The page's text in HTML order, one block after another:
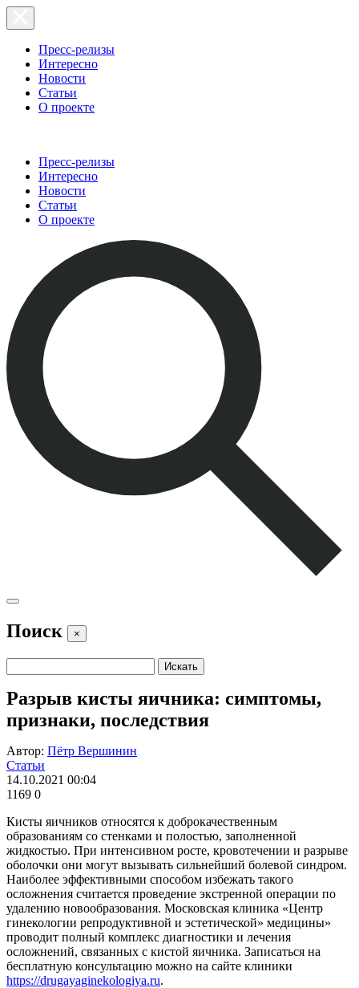
Пресс-релизы
Интересно
Новости
Статьи
О проекте
Пресс-релизы
Интересно
Новости
Статьи
О проекте
Поиск ×
Разрыв кисты яичника: симптомы,
признаки, последствия
Автор: Пётр Вершинин
Статьи
14.10.2021 00:04
1169 0
Кисты яичников относятся к доброкачественным
образованиям со стенками и полостью, заполненной
жидкостью. При интенсивном росте, кровотечении и разрыве
оболочки они могут вызывать сильнейший болевой синдром.
Наиболее эффективными способом избежать такого
осложнения считается проведение экстренной операции по
удалению новообразования. Московская клиника «Центр
гинекологии репродуктивной и эстетической» медицины»
проводит полный комплекс диагностики и лечения
осложнений, связанных с кистой яичника. Записаться на
бесплатную консультацию можно на сайте клиники
https://drugayaginekologiya.ru.